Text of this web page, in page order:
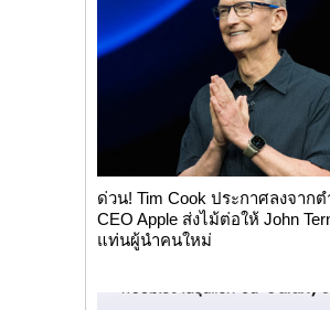
ด่วน! Tim Cook ประกาศลงจาก
CEO Apple ส่งไม้ต่อให้ John
แท่นผู้นำคนใหม่